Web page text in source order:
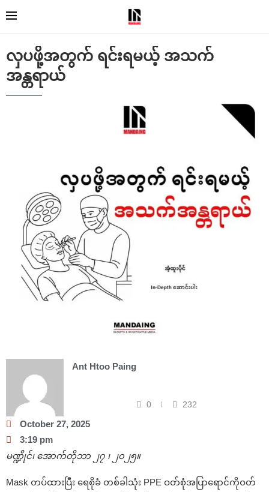
လှပဖို့အတွက် ရင်းရမယ့် အသက်
အန္တရာယ်
Ant Htoo Paing
October 27, 2025
3:19 pm
0 232
မဏ္ဍိုင်၊ အောက်တိုဘာ ၂၇ ၊ ၂၀၂၅။
Mask တပ်ထားပြီး ရေစိုခံ တစ်ခါသုံး PPE ဝတ်စုံအပြာရောင်ကိုဝတ်